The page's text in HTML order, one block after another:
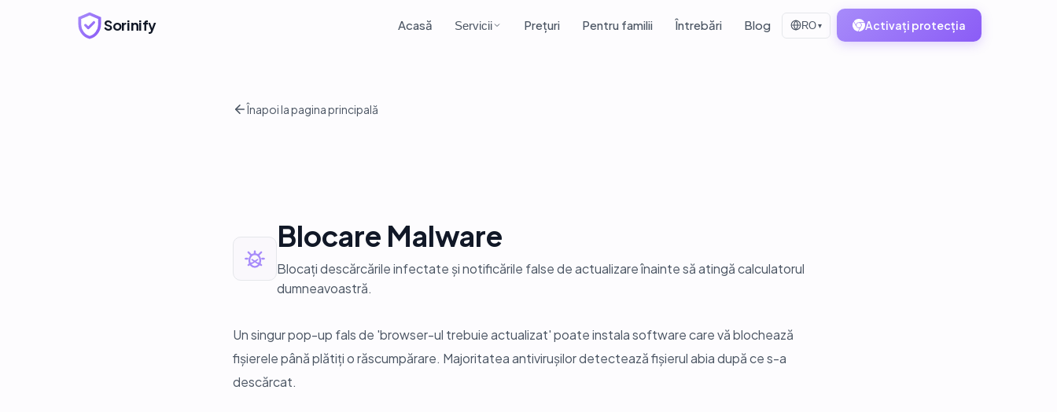
Sorinify Acasă Servicii Prețuri Pentru familii Întrebări Blog RO▾ Activați protecția
Înapoi la pagina principală
Blocare Malware
Blocați descărcările infectate și notificările false de actualizare înainte să atingă calculatorul
dumneavoastră.
Un singur pop-up fals de 'browser-ul trebuie actualizat' poate instala software care vă blochează
fișierele până plătiți o răscumpărare. Majoritatea antivirușilor detectează fișierul abia după ce s-a
descărcat.